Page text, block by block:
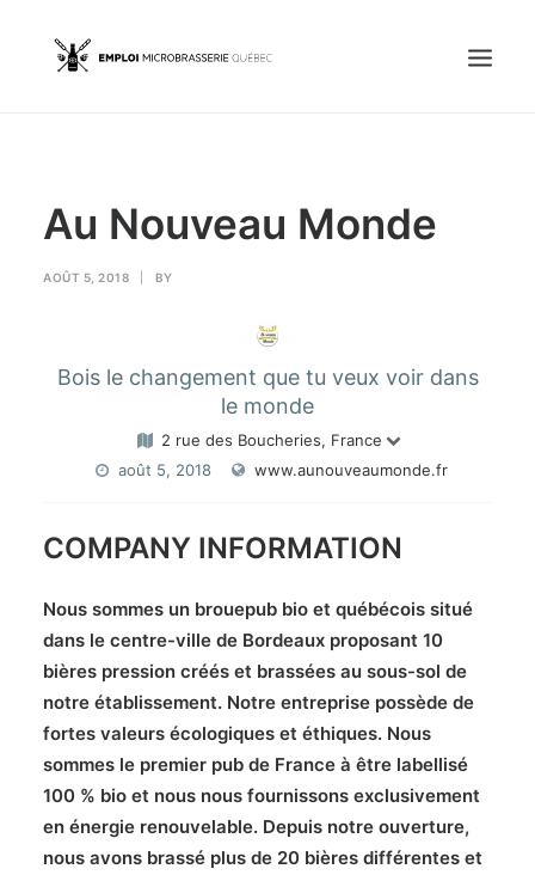
Emplois
OFFREZ UN EMPLOI
Portail Entreprise
Portail Candidat
Au Nouveau Monde
AOÛT 5, 2018 BY
Bois le changement que tu veux voir dans
le monde
2 rue des Boucheries, France
août 5, 2018
www.aunouveaumonde.fr
COMPANY INFORMATION
Nous sommes un brouepub bio et québécois situé
dans le centre-ville de Bordeaux proposant 10
bières pression créés et brassées au sous-sol de
notre établissement. Notre entreprise possède de
fortes valeurs écologiques et éthiques. Nous
sommes le premier pub de France à être labellisé
100 % bio et nous nous fournissons exclusivement
en énergie renouvelable. Depuis notre ouverture,
nous avons brassé plus de 20 bières différentes et